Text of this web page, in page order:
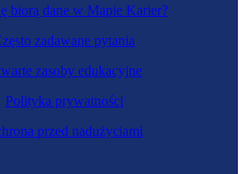
biorą dane w Mapie Karier?
zadawane pytania
zasoby edukacyjne
Polityka prywatności
przed nadużyciami